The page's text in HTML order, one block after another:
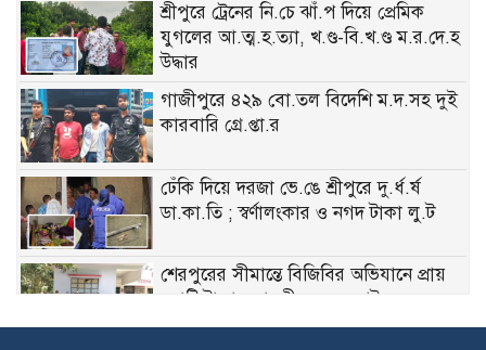
শ্রীপুরে ট্রেনের নি.চে ঝাঁ.প দিয়ে প্রেমিক
যুগলের আ.ত্ম.হ.ত্যা, খ.ণ্ড-বি.খ.ণ্ড ম.র.দে.হ
উদ্ধার
গাজীপুরে ৪২৯ বো.তল বিদেশি ম.দ.সহ দুই
কারবারি গ্রে.প্তা.র
ঢেঁকি দিয়ে দরজা ভে.ঙে শ্রীপুরে দু.র্ধ.র্ষ
ডা.কা.তি ; স্বর্ণালংকার ও নগদ টাকা লু.ট
শেরপুরের সীমান্তে বিজিবির অভিযানে প্রায়
কোটি টাকার ভারতীয় ওষুধ আটক